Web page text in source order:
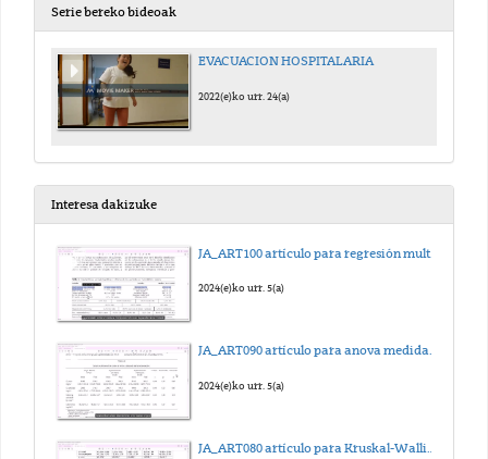
Serie bereko bideoak
EVACUACION HOSPITALARIA
2022(e)ko urr. 24(a)
Interesa dakizuke
2024(e)ko urr. 5(a)
JA_ART090 artículo para anova medidas repetidas_sub_eus
2024(e)ko urr. 5(a)